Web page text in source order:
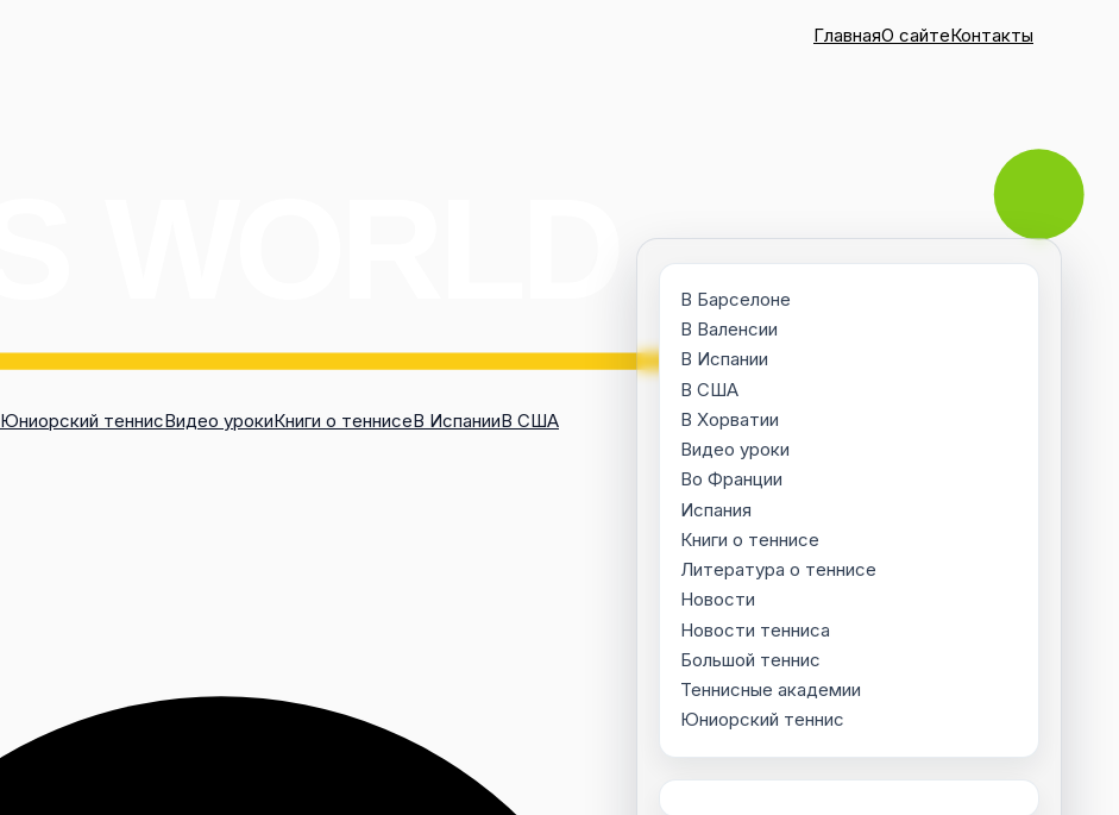
ГлавнаяО сайтеКонтакты
Юниорский теннисВидео урокиКниги о теннисеВ ИспанииВ США
В Барселоне
В Валенсии
В Испании
В США
В Хорватии
Видео уроки
Во Франции
Испания
Книги о теннисе
Литература о теннисе
Новости
Новости тенниса
Большой теннис
Теннисные академии
Юниорский теннис